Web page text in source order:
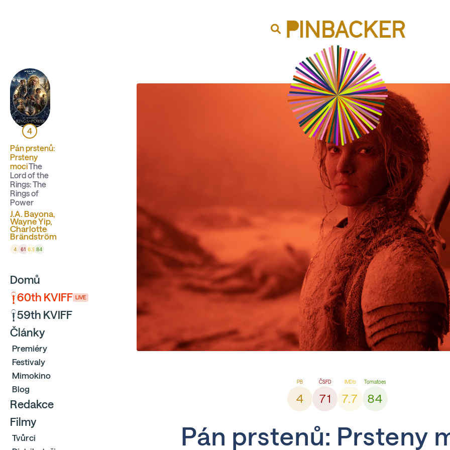
PINBACKER
4
Pán prstenů:
Prsteny
mociThe
Lord of the
Rings: The
Rings of
Power
J.A. Bayona,
Wayne Yip,
Charlotte
Brändström
4 61 6.9 84
Domů
60th KVIFF LIVE
59th KVIFF
Články
Premiéry
Festivaly
Mimokino
Blog
Redakce
Filmy
Tvůrci
4 71 7.7 84
Pán prstenů: Prsteny